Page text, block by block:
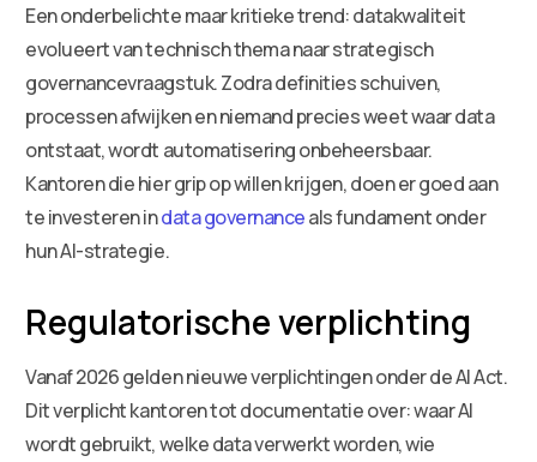
Een onderbelichte maar kritieke trend: datakwaliteit
evolueert van technisch thema naar strategisch
governancevraagstuk. Zodra definities schuiven,
processen afwijken en niemand precies weet waar data
ontstaat, wordt automatisering onbeheersbaar.
Kantoren die hier grip op willen krijgen, doen er goed aan
te investeren indata governanceals fundament onder
hun AI-strategie.
Regulatorische verplichting
Vanaf 2026 gelden nieuwe verplichtingen onder de AI Act.
Dit verplicht kantoren tot documentatie over: waar AI
wordt gebruikt, welke data verwerkt worden, wie